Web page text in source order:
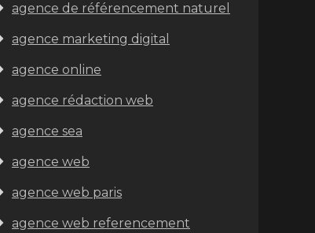
agence de référencement naturel
agence marketing digital
agence online
agence rédaction web
agence sea
agence web
agence web paris
agence web referencement